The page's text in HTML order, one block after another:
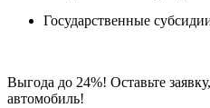
Государственные
Выгода до 24%! Оставьте
автомобиль!